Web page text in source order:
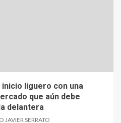
inicio liguero con una
que aún debe
delantera
JAVIER SERRATO